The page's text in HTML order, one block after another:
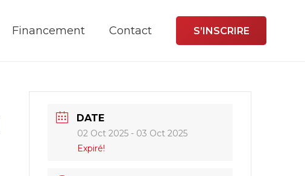
Financement Contact S’INSCRIRE
DATE
02 Oct 2025 - 03 Oct 2025
Expiré!